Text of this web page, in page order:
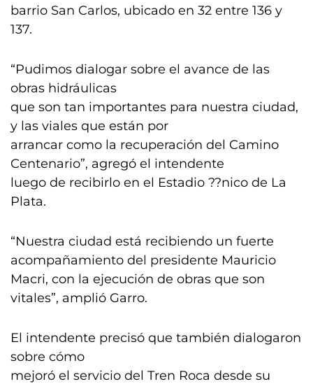
barrio San Carlos, ubicado en 32 entre 136 y
137.
“Pudimos dialogar sobre el avance de las
obras hidráulicas
que son tan importantes para nuestra ciudad,
y las viales que están por
arrancar como la recuperación del Camino
Centenario”, agregó el intendente
luego de recibirlo en el Estadio ??nico de La
Plata.
“Nuestra ciudad está recibiendo un fuerte
acompañamiento del presidente Mauricio
Macri, con la ejecución de obras que son
vitales”, amplió Garro.
El intendente precisó que también dialogaron
sobre cómo
mejoró el servicio del Tren Roca desde su